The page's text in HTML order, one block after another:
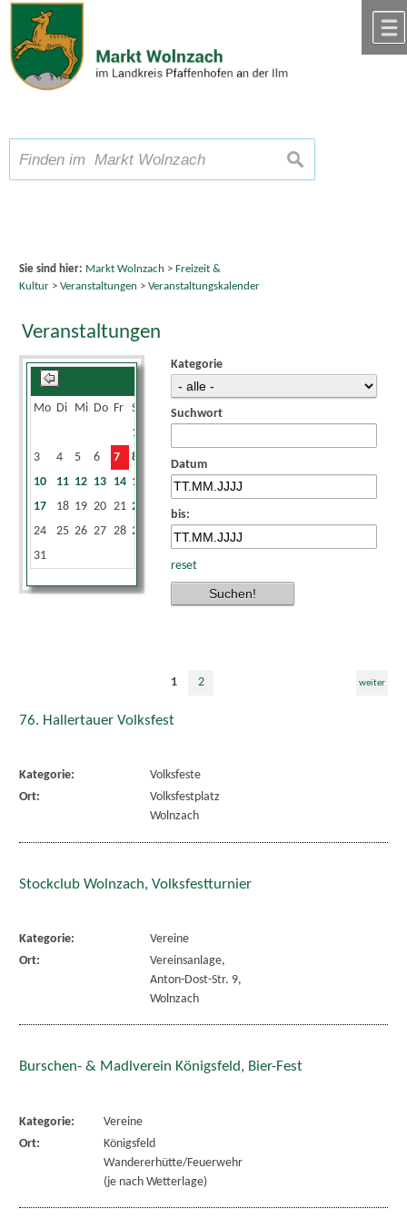
Zum Inhalt,zur Navigation
Schriftgröße A A A suchen
Sie sind hier: Markt Wolnzach > Freizeit &
Kultur> Veranstaltungen > Veranstaltungskalender
Veranstaltungen
Mo Di Mi Do Fr Sa
1
3
4 5 6 7 8
10
11 12 13 14 15
17
18 19 20 21 22
24
25 26 27 28 29
31
Kategorie
Suchwort
Datum
bis:
reset
1 2 weiter
76. Hallertauer Volksfest
Kategorie:
Volksfeste
Ort:
Volksfestplatz
Wolnzach
Stockclub Wolnzach, Volksfestturnier
Kategorie:
Vereine
Ort:
Vereinsanlage,
Anton-Dost-Str. 9,
Wolnzach
Burschen- & Madlverein Königsfeld, Bier-Fest
Kategorie:
Vereine
Ort:
Königsfeld
Wandererhütte/Feuerwehr
(je nach Wetterlage)